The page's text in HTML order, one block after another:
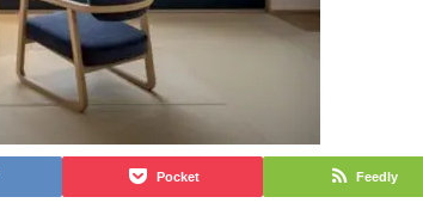
Pocket Feedly